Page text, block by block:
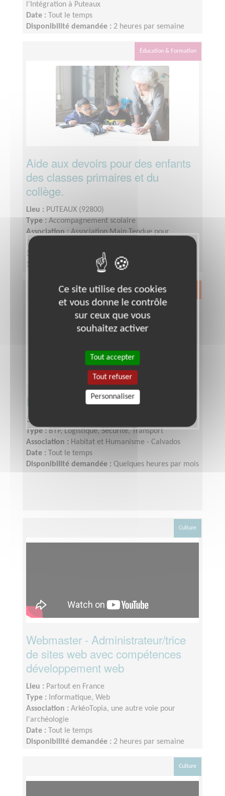
l'Intégration à Puteaux
Date :
Tout le temps
Disponibilité demandée : 2 heures par semaine
Éducation & Formation
Aide aux devoirs pour des enfants
des classes primaires et du
collège.
Lieu : PUTEAUX (92800)
Type : Accompagnement scolaire
Association :Association Main Tendue pour
l'Intégration à Puteaux
Date :
Disponibilité demandée :
1 à 2 fois par semaine
Exclusion & Pauvreté
Bricoleur accompagnant
Lieu :
Type :BTP, Logistique, Sécurité, Transport
Association : Habitat et Humanisme - Calvados
Date :
Tout le temps
Disponibilité demandée : Quelques heures par mois
Culture
Webmaster - Administrateur/trice
de sites web avec compétences
développement web
Lieu : Partout en France
Type :
Informatique, Web
Association : ArkéoTopia, une autre voie pour
l'archéologie
Date :
Tout le temps
Disponibilité demandée : 2 heures par semaine
Culture
Ce site utilise des cookies
et vous donne le contrôle
sur ceux que vous
souhaitez activer
Tout accepter
Tout refuser
Personnaliser